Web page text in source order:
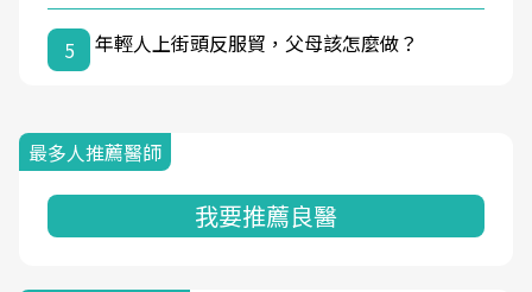
5 年輕人上街頭反服貿，父母該怎麼做？
最多人推薦醫師
我要推薦良醫